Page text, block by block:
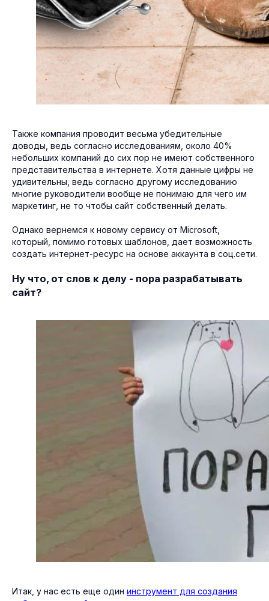
Также компания проводит весьма убедительные
доводы, ведь согласно исследованиям, около 40%
небольших компаний до сих пор не имеют собственного
представительства в интернете. Хотя данные цифры не
удивительны, ведь согласно другому исследованию
многие руководители вообще не понимаю для чего им
маркетинг, не то чтобы сайт собственный делать.
Однако вернемся к новому сервису от Microsoft,
который, помимо готовых шаблонов, дает возможность
создать интернет-ресурс на основе аккаунта в соц.сети.
Ну что, от слов к делу - пора разрабатывать
сайт?
Итак, у нас есть еще один инструмент для создания